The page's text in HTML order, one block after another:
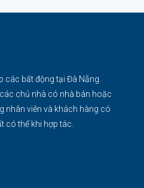
các bất động tại Đà Nẵng.
chủ nhà có nhà bán hoặc
nhân viên và khách hàng có
có thể khi hợp tác.